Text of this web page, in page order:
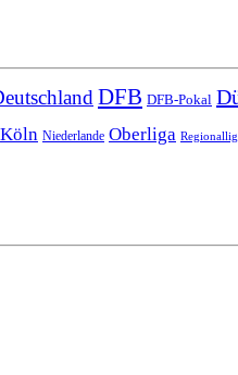
DFB DFB-Pokal
Köln Niederlande Oberliga